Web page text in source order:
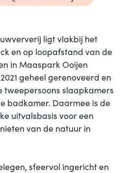
ligt vlakbij het
en op loopafstand van de
in Maaspark Ooijen
geheel gerenoveerd en
tweepersoons slaapkamers
badkamer. Daarmee is de
uitvalsbasis voor een
van de natuur in
sfeervol ingericht en